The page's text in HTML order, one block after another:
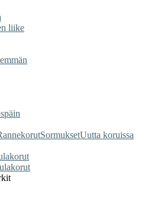
liike
SormuksetUutta koruissa